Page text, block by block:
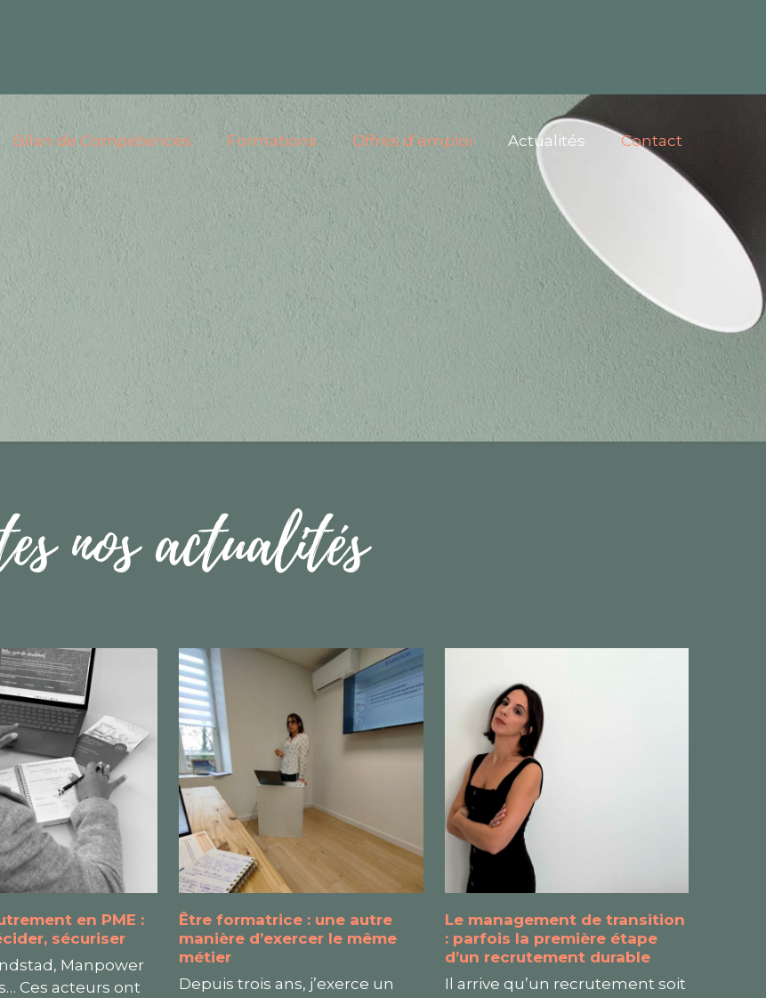
Bilan de Compétences Formations Offres d’emploi Actualités Contact
nos actualités
en PME :
sécuriser
Manpower
Ces acteurs ont
Être formatrice : une autre
manière d’exercer le même
métier
Depuis trois ans, j’exerce un
Le management de transition
: parfois la première étape
d’un recrutement durable
Il arrive qu’un recrutement soit